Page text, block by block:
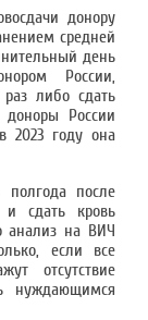
донору
средней
день
России,
либо сдать
России
2023 году она
после
сдать кровь
анализ на ВИЧ
если все
отсутствие
нуждающимся